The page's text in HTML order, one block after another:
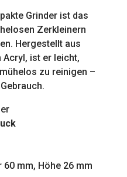
Grinder ist das
Zerkleinern
Hergestellt aus
ist er leicht,
zu reinigen –
mm, Höhe 26 mm